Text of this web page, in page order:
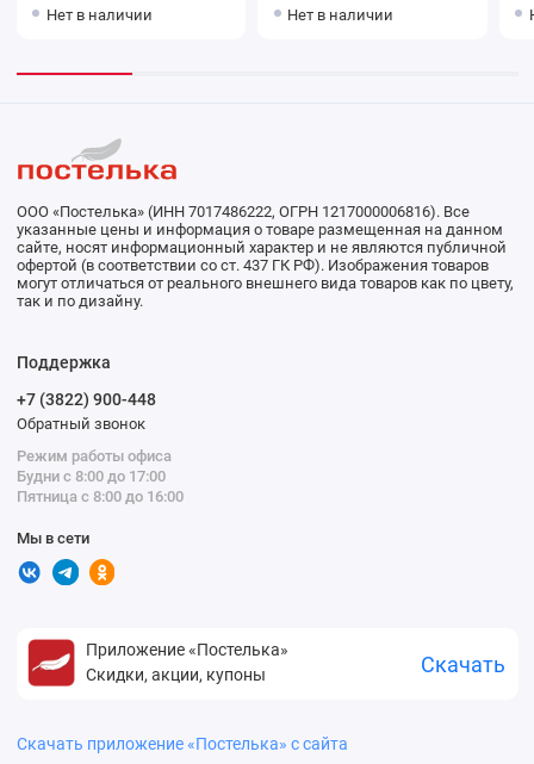
Нет в наличии Нет в наличии
ООО «Постелька» (ИНН 7017486222, ОГРН 1217000006816). Все
указанные цены и информация о товаре размещенная на данном
сайте, носят информационный характер и не являются публичной
офертой (в соответствии со ст. 437 ГК РФ). Изображения товаров
могут отличаться от реального внешнего вида товаров как по цвету,
так и по дизайну.
Поддержка
+7 (3822) 900-448
Обратный звонок
Режим работы офиса
Будни с 8:00 до 17:00
Пятница с 8:00 до 16:00
Мы в сети
Приложение «Постелька»
Скидки, акции, купоны
Скачать
Скачать приложение «Постелька» с сайта